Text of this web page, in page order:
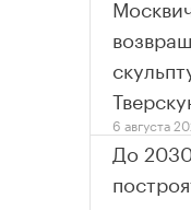
6 августа
До